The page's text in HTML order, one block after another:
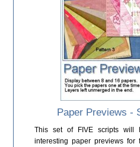
Paper Previews -
This set of FIVE scripts will
interesting paper previews